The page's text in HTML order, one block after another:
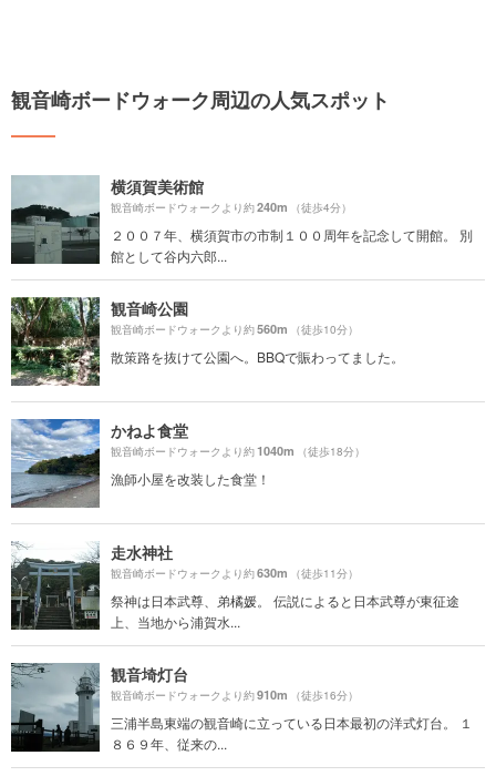
観音崎ボードウォーク周辺の人気スポット
横須賀美術館
観音崎ボードウォークより約240m （徒歩4分）
２００７年、横須賀市の市制１００周年を記念して開館。 別
館として谷内六郎...
観音崎公園
観音崎ボードウォークより約560m （徒歩10分）
散策路を抜けて公園へ。BBQで賑わってました。
かねよ食堂
観音崎ボードウォークより約1040m （徒歩18分）
漁師小屋を改装した食堂！
走水神社
観音崎ボードウォークより約630m （徒歩11分）
祭神は日本武尊、弟橘媛。 伝説によると日本武尊が東征途
上、当地から浦賀水...
観音埼灯台
観音崎ボードウォークより約910m （徒歩16分）
三浦半島東端の観音崎に立っている日本最初の洋式灯台。 １
８６９年、従来の...